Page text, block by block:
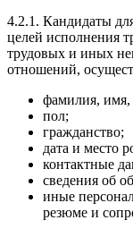
4.2.1. Кандидаты
целей исполнения
трудовых и иных
отношений,
фамилия, имя,
пол;
гражданство;
дата и место
контактные
сведения об
иные
резюме и